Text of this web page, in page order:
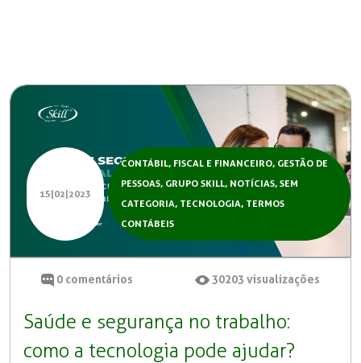
15|02|2023
CONTÁBIL, FISCAL E FINANCEIRO, GESTÃO DE
PESSOAS, GRUPO SKILL, NOTÍCIAS, SEM
CATEGORIA, TECNOLOGIA, TERMOS
CONTÁBEIS
0 comentários 30203 visualizações
Saúde e segurança no trabalho:
como a tecnologia pode ajudar?